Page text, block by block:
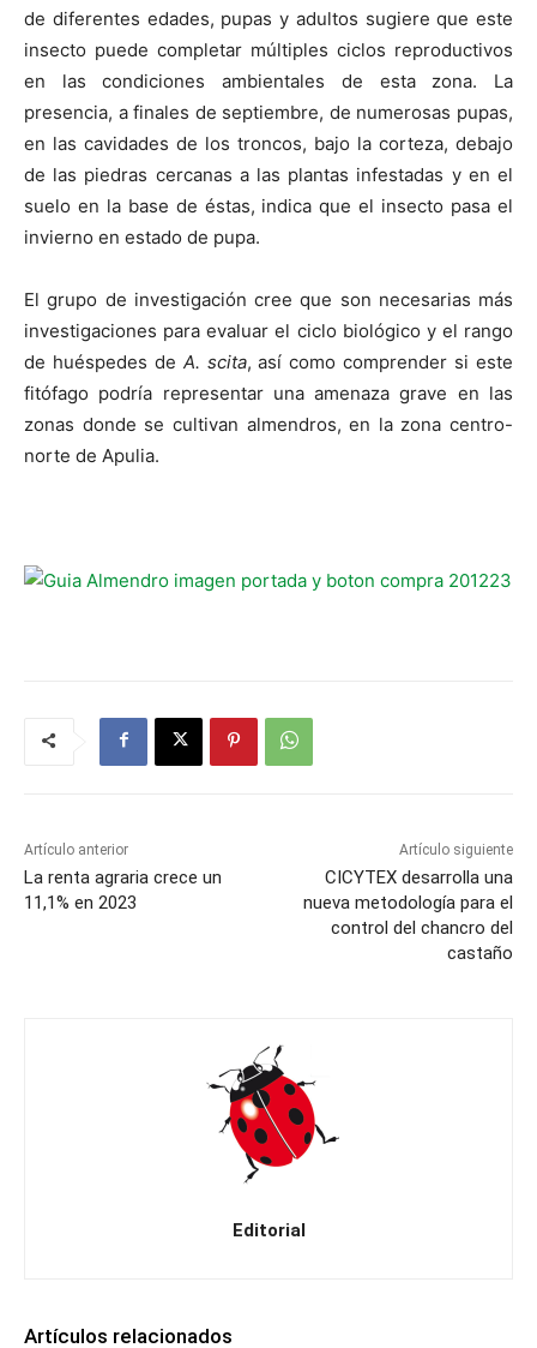
de diferentes edades, pupas y adultos sugiere que este
insecto puede completar múltiples ciclos reproductivos
en las condiciones ambientales de esta zona. La
presencia, a finales de septiembre, de numerosas pupas,
en las cavidades de los troncos, bajo la corteza, debajo
de las piedras cercanas a las plantas infestadas y en el
suelo en la base de éstas, indica que el insecto pasa el
invierno en estado de pupa.
El grupo de investigación cree que son necesarias más
investigaciones para evaluar el ciclo biológico y el rango
de huéspedes de A. scita, así como comprender si este
fitófago podría representar una amenaza grave en las
zonas donde se cultivan almendros, en la zona centro-
norte de Apulia.
Artículo anterior
La renta agraria crece un
11,1% en 2023
Artículo siguiente
CICYTEX desarrolla una
nueva metodología para el
control del chancro del
castaño
Editorial
Artículos relacionados